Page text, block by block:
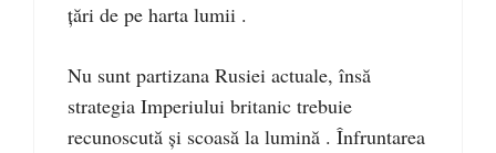
țări de pe harta lumii .
Nu sunt partizana Rusiei actuale, însă
strategia Imperiului britanic trebuie
recunoscută și scoasă la lumină . Înfruntarea